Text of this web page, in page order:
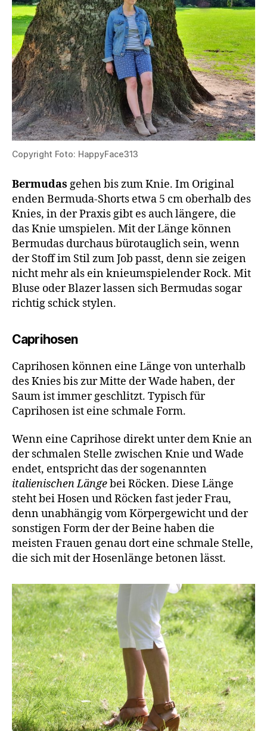
Copyright Foto: HappyFace313
Bermudas gehen bis zum Knie. Im Original
enden Bermuda-Shorts etwa 5 cm oberhalb des
Knies, in der Praxis gibt es auch längere, die
das Knie umspielen. Mit der Länge können
Bermudas durchaus bürotauglich sein, wenn
der Stoff im Stil zum Job passt, denn sie zeigen
nicht mehr als ein knieumspielender Rock. Mit
Bluse oder Blazer lassen sich Bermudas sogar
richtig schick stylen.
Caprihosen
Caprihosen können eine Länge von unterhalb
des Knies bis zur Mitte der Wade haben, der
Saum ist immer geschlitzt. Typisch für
Caprihosen ist eine schmale Form.
Wenn eine Caprihose direkt unter dem Knie an
der schmalen Stelle zwischen Knie und Wade
endet, entspricht das der sogenannten
italienischen Längebei Röcken. Diese Länge
steht bei Hosen und Röcken fast jeder Frau,
denn unabhängig vom Körpergewicht und der
sonstigen Form der der Beine haben die
meisten Frauen genau dort eine schmale Stelle,
die sich mit der Hosenlänge betonen lässt.